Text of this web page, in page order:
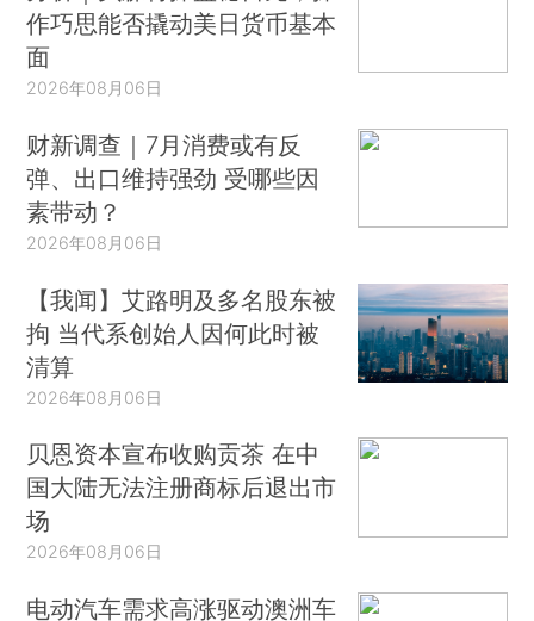
作巧思能否撬动美日货币基本
面
2026年08月06日
财新调查｜7月消费或有反
弹、出口维持强劲 受哪些因
素带动？
2026年08月06日
【我闻】艾路明及多名股东被
拘 当代系创始人因何此时被
清算
2026年08月06日
贝恩资本宣布收购贡茶 在中
国大陆无法注册商标后退出市
场
2026年08月06日
电动汽车需求高涨驱动澳洲车